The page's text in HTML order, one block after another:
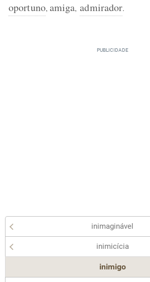
oportuno, amiga, admirador.
inimaginável
inimicícia
inimigo